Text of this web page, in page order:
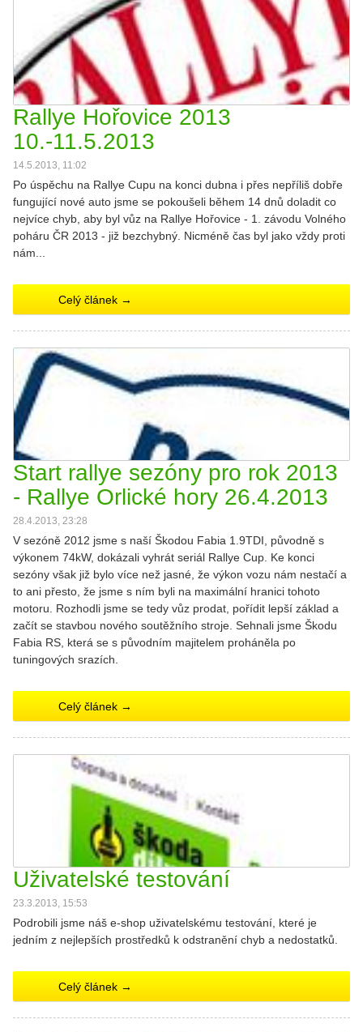
Rallye Hořovice 2013
10.-11.5.2013
14.5.2013, 11:02
Po úspěchu na Rallye Cupu na konci dubna i přes nepříliš dobře
fungující nové auto jsme se pokoušeli během 14 dnů doladit co
nejvíce chyb, aby byl vůz na Rallye Hořovice - 1. závodu Volného
poháru ČR 2013 - již bezchybný. Nicméně čas byl jako vždy proti
nám...
Celý článek →
Start rallye sezóny pro rok 2013
- Rallye Orlické hory 26.4.2013
28.4.2013, 23:28
V sezóně 2012 jsme s naší Škodou Fabia 1.9TDI, původně s
výkonem 74kW, dokázali vyhrát seriál Rallye Cup. Ke konci
sezóny však již bylo více než jasné, že výkon vozu nám nestačí a
to ani přesto, že jsme s ním byli na maximální hranici tohoto
motoru. Rozhodli jsme se tedy vůz prodat, pořídit lepší základ a
začít se stavbou nového soutěžního stroje. Sehnali jsme Škodu
Fabia RS, která se s původním majitelem proháněla po
tuningových srazích.
Celý článek →
Uživatelské testování
23.3.2013, 15:53
Podrobili jsme náš e-shop uživatelskému testování, které je
jedním z nejlepších prostředků k odstranění chyb a nedostatků.
Celý článek →